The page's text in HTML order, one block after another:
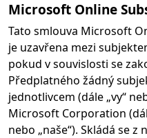
Microsoft Online
Tato smlouva Microsoft
je uzavřena mezi
pokud v souvislosti se
Předplatného žádný
jednotlivcem (dále „vy“
Microsoft Corporation
nebo „naše“). Skládá se